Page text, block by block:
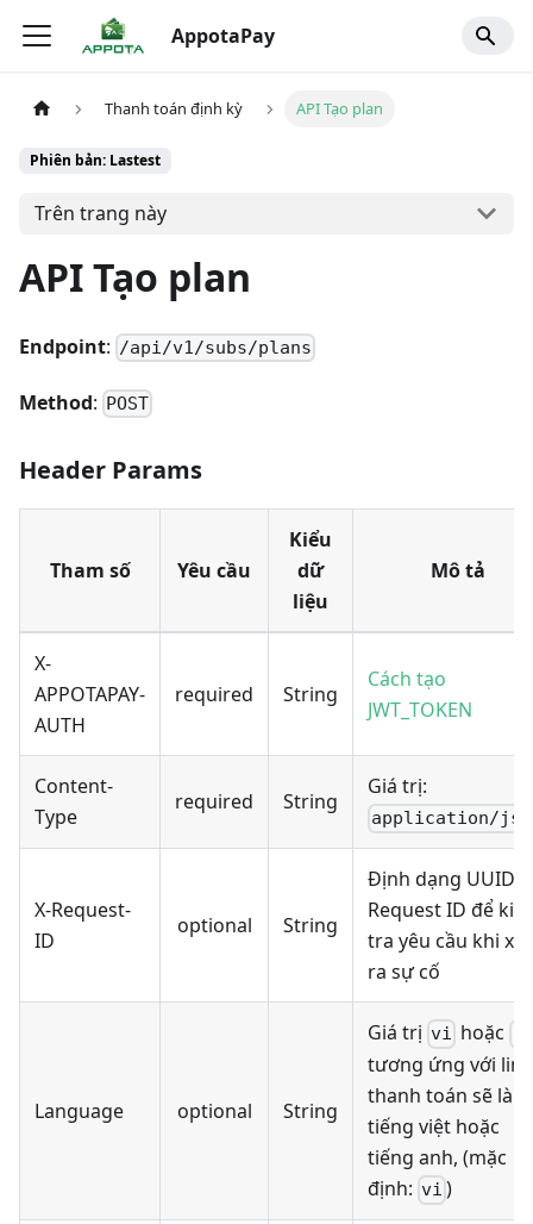
AppotaPay
Thanh toán định kỳ API Tạo plan
Phiên bản: Lastest
Trên trang này
API Tạo plan
Endpoint: /api/v1/subs/plans
Method: POST
Header Params
Tham số Yêu cầu
Kiểu
dữ
liệu
Mô tả
X-
APPOTAPAY-
AUTH
required String
Cách tạo
JWT_TOKEN
Content-
Type
required String
Giá trị:
application/
X-Request-
ID
optional String
Định dạng
Request ID để
tra yêu cầu khi xảy
ra sự cố
Language optional String
Giá trị vi hoặc
tương ứng với link
thanh toán sẽ là
tiếng việt hoặc
tiếng anh, (mặc
định: vi )